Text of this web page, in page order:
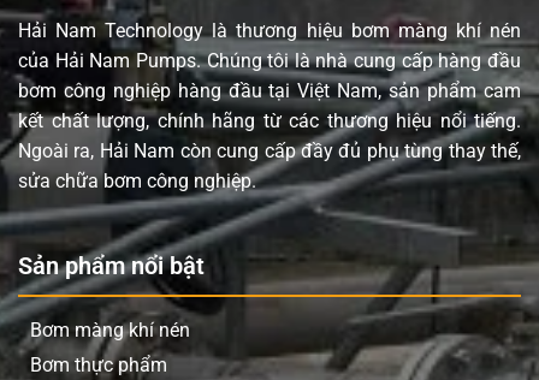
Hải Nam Technology là thương hiệu bơm màng khí nén
của Hải Nam Pumps. Chúng tôi là nhà cung cấp hàng đầu
bơm công nghiệp hàng đầu tại Việt Nam, sản phẩm cam
kết chất lượng, chính hãng từ các thương hiệu nổi tiếng.
Ngoài ra, Hải Nam còn cung cấp đầy đủ phụ tùng thay thế,
sửa chữa bơm công nghiệp.
Sản phẩm nổi bật
Bơm màng khí nén
Bơm thực phẩm